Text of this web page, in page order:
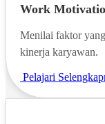
Work
Menilai faktor
kinerja karyawan.
Pelajari